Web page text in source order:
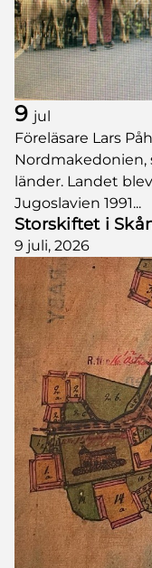
9 jul
Föreläsare Lars
Nordmakedonien,
länder. Landet
Jugoslavien 1991...
Storskiftet i
9 juli, 2026